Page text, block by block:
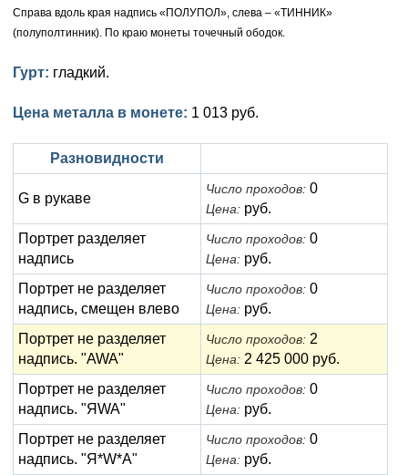
Таврические монеты
Для Пруссии
Екатерина I (1725-1727)
Медь
Для Речи Посполитой
Справа вдоль края надпись «ПОЛУПОЛ», слева – «ТИННИК»
(полуполтинник). По краю монеты точечный ободок.
Гурт: гладкий.
Цена металла в монете: 1 013 руб.
Разновидности
G в рукаве
Число проходов: 0
Цена: руб.
Портрет разделяет
надпись
Число проходов: 0
Цена: руб.
Портрет не разделяет
надпись, смещен влево
Число проходов: 0
Цена: руб.
Портрет не разделяет
надпись. "AWA"
Число проходов: 2
Цена: 2 425 000 руб.
Портрет не разделяет
надпись. "ЯWA"
Число проходов: 0
Цена: руб.
Портрет не разделяет
надпись. "Я*W*A"
Число проходов: 0
Цена: руб.